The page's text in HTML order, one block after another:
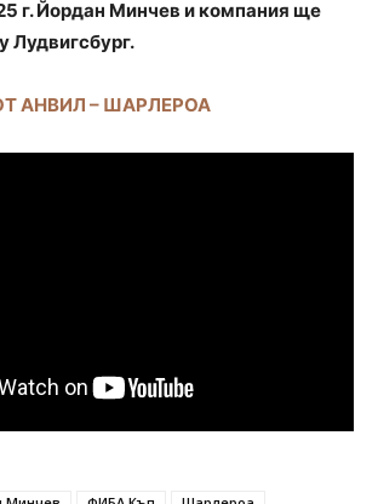
г. Йордан Минчев и компания ще
Лудвигсбург.
АНВИЛ – ШАРЛЕРОА